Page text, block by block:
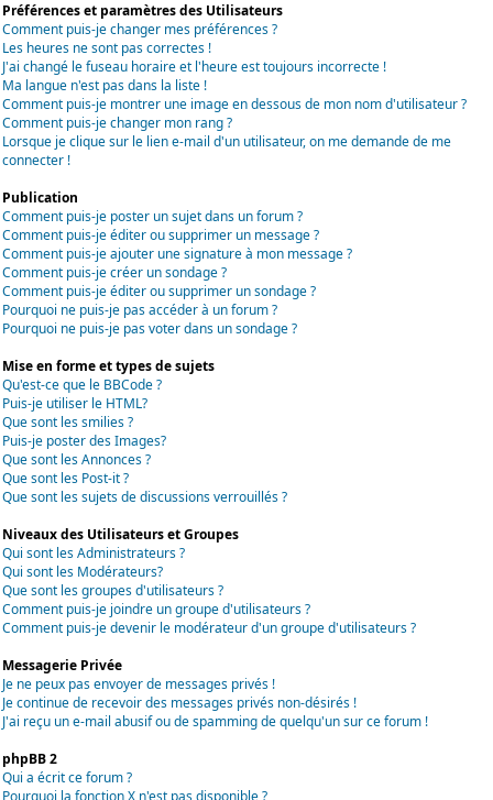
Préférences et paramètres des Utilisateurs
Comment puis-je changer mes préférences ?
Les heures ne sont pas correctes !
J'ai changé le fuseau horaire et l'heure est toujours incorrecte !
Ma langue n'est pas dans la liste !
Comment puis-je montrer une image en dessous de mon nom d'utilisateur ?
Comment puis-je changer mon rang ?
Lorsque je clique sur le lien e-mail d'un utilisateur, on me demande de me
connecter !
Publication
Comment puis-je poster un sujet dans un forum ?
Comment puis-je éditer ou supprimer un message ?
Comment puis-je ajouter une signature à mon message ?
Comment puis-je créer un sondage ?
Comment puis-je éditer ou supprimer un sondage ?
Pourquoi ne puis-je pas accéder à un forum ?
Pourquoi ne puis-je pas voter dans un sondage ?
Mise en forme et types de sujets
Qu'est-ce que le BBCode ?
Puis-je utiliser le HTML?
Que sont les smilies ?
Puis-je poster des Images?
Que sont les Annonces ?
Que sont les Post-it ?
Que sont les sujets de discussions verrouillés ?
Niveaux des Utilisateurs et Groupes
Qui sont les Administrateurs ?
Qui sont les Modérateurs?
Que sont les groupes d'utilisateurs ?
Comment puis-je joindre un groupe d'utilisateurs ?
Comment puis-je devenir le modérateur d'un groupe d'utilisateurs ?
Messagerie Privée
Je ne peux pas envoyer de messages privés !
Je continue de recevoir des messages privés non-désirés !
J'ai reçu un e-mail abusif ou de spamming de quelqu'un sur ce forum !
phpBB 2
Qui a écrit ce forum ?
Pourquoi la fonction X n'est pas disponible ?